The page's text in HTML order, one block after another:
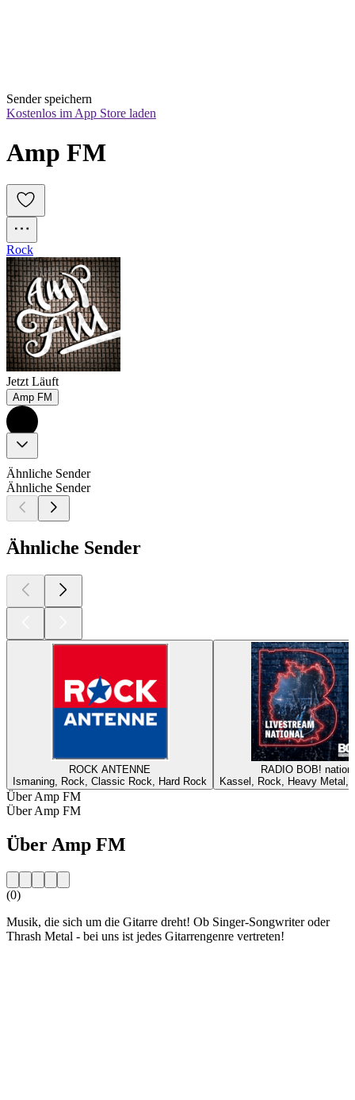
Sender speichern
Kostenlos im App Store laden
Amp FM
Rock
Jetzt Läuft
Amp FM
Ähnliche Sender
Ähnliche Sender
Ähnliche Sender
ROCK ANTENNE
Ismaning, Rock, Classic Rock, Hard Rock
RADIO BOB!
Kassel, Rock, Heavy Metal,
Über Amp FM
Über Amp FM
Über Amp FM
(0)
Musik, die sich um die Gitarre dreht! Ob Singer-Songwriter oder
Thrash Metal - bei uns ist jedes Gitarrengenre vertreten!